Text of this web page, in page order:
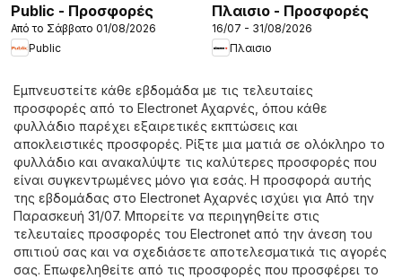
Public - Προσφορές
Από το Σάββατο 01/08/2026
Public
Πλαισιο - Προσφορές
16/07 - 31/08/2026
Πλαισιο
Εμπνευστείτε κάθε εβδομάδα με τις τελευταίες
προσφορές από το Electronet Αχαρνές, όπου κάθε
φυλλάδιο παρέχει εξαιρετικές εκπτώσεις και
αποκλειστικές προσφορές. Ρίξτε μια ματιά σε ολόκληρο το
φυλλάδιο και ανακαλύψτε τις καλύτερες προσφορές που
είναι συγκεντρωμένες μόνο για εσάς. Η προσφορά αυτής
της εβδομάδας στο Electronet Αχαρνές ισχύει για Από την
Παρασκευή 31/07. Μπορείτε να περιηγηθείτε στις
τελευταίες προσφορές του Electronet από την άνεση του
σπιτιού σας και να σχεδιάσετε αποτελεσματικά τις αγορές
σας. Επωφεληθείτε από τις προσφορές που προσφέρει το